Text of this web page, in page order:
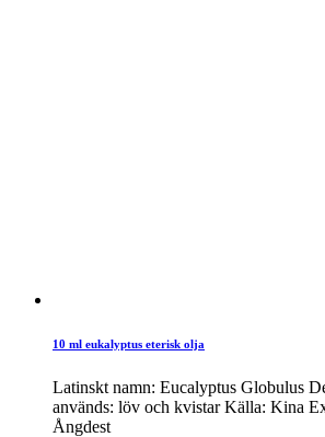
10 ml eukalyptus eterisk olja
Latinskt namn: Eucalyptus Globulus
används: löv och kvistar Källa: Kina
Ångdest